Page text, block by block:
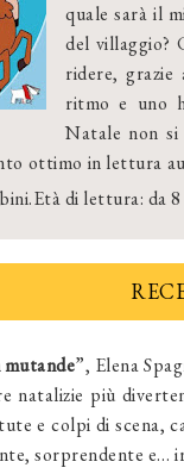
quale sarà il
del villaggio?
ridere,
ritmo e uno
Natale non
ottimo in lettura
di lettura: da 8
”, Elena
natalizie più
e colpi di scena,
sorprendente e…